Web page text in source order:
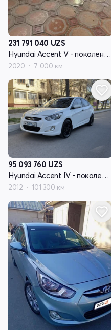
231 791 040 UZS
Hyundai Accent V - поколение рестайлинг
2020 7 000 км
95 093 760 UZS
Hyundai Accent IV - поколение
2012 101 300 км